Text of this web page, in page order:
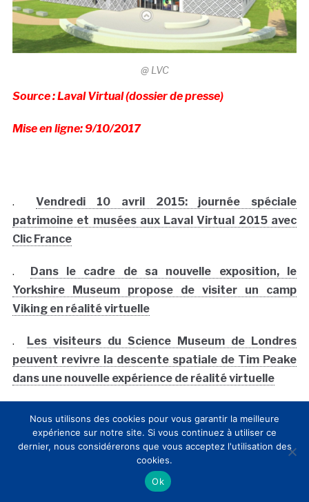
@ LVC
Source : Laval Virtual (dossier de presse)
Mise en ligne: 9/10/2017
.Vendredi 10 avril 2015: journée spéciale
patrimoine et musées aux Laval Virtual 2015 avec
Clic France
. Dans le cadre de sa nouvelle exposition, le
Yorkshire Museum propose de visiter un camp
Viking en réalité virtuelle
. Les visiteurs du Science Museum de Londres
peuvent revivre la descente spatiale de Tim Peake
dans une nouvelle expérience de réalité virtuelle
L’Abbaye de Villers-la-ville en Belgique se révèle en
réalité augmentée
Au Musée Canadien de la mer des àŽles de la
Madeleine, un cachalot géant renaà®t gr ce à la
Nous utilisons des cookies pour vous garantir la meilleure
expérience sur notre site. Si vous continuez à utiliser ce
dernier, nous considérerons que vous acceptez l'utilisation des
cookies.
Ok